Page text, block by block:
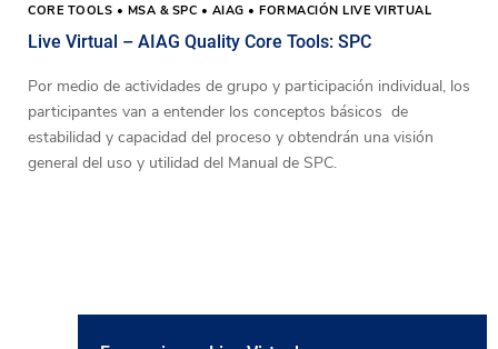
CORE TOOLS • MSA & SPC • AIAG • FORMACIÓN LIVE VIRTUAL
Live Virtual – AIAG Quality Core Tools: SPC
Por medio de actividades de grupo y participación individual, los
participantes van a entender los conceptos básicos de
estabilidad y capacidad del proceso y obtendrán una visión
general del uso y utilidad del Manual de SPC.